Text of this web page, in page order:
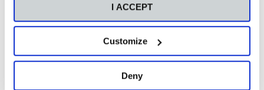
I ACCEPT
Customize
Deny